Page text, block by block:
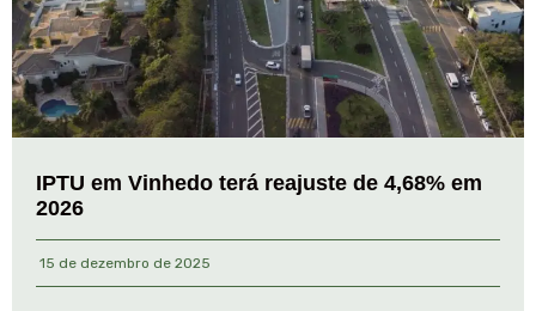
IPTU em Vinhedo terá reajuste de 4,68% em
2026
15 de dezembro de 2025